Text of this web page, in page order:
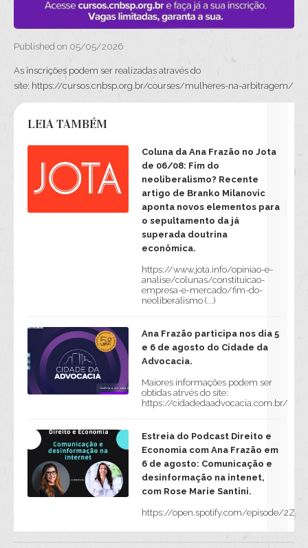
Published on 05/05/2026
As inscrições podem ser realizadas através do
site: https://cursos.cnbsp.org.br/courses/mulheres-na-arbitragem/
LEIA TAMBÉM
Coluna da Ana Frazão no Jota
de 06/08: Fim do
neoliberalismo? Recente
artigo de Branko Milanovic
aponta novos elementos para
o sepultamento da já
superada doutrina
econômica.
https://www.jota.info/opiniao-e-
analise/colunas/constituicao-
empresa-e-mercado/fim-do-
neoliberalismo (...)
Ana Frazão participa nos dia 5
e 6 de agosto do Cidade da
Advocacia.
Maiores informações podem ser
obtidas atrvés do site:
https://cidadedaadvocacia.com.br/
Estreia do Podcast Direito e
Economia com Ana Frazão em
6 de agosto: Comunicação e
desinformação na intenet,
com Rose Marie Santini.
https://open.spotify.com/episode/